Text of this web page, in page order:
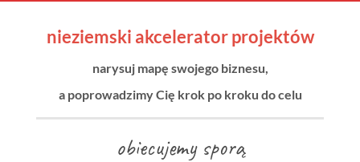
nieziemski akcelerator projektów
narysuj mapę swojego biznesu,
a poprowadzimy Cię krok po kroku do celu
obiecujemy sporą